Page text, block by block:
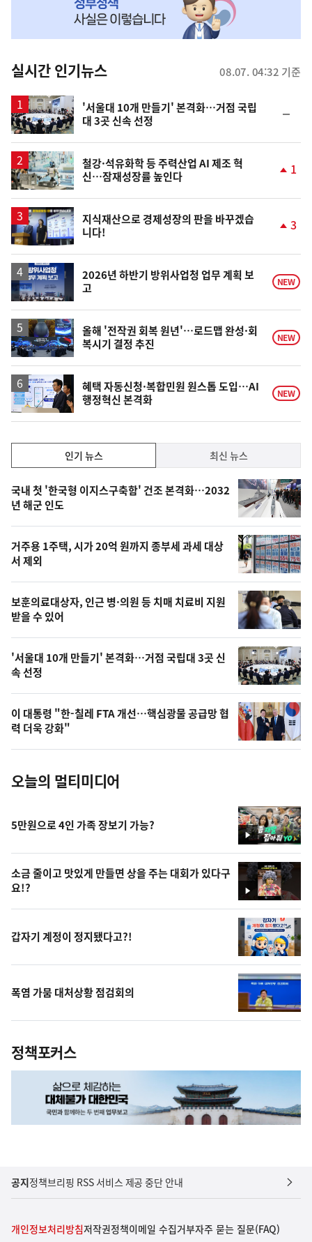
뉴
스
실시간 인기뉴스 08.07. 04:32 기준
'서울대 10개 만들기' 본격화…거점 국립
대 3곳 신속 선정
일
철강·석유화학 등 주력산업 AI 제조 혁
신…잠재성장률 높인다
상
1
지식재산으로 경제성장의 판을 바꾸겠습
니다!
상
승
3
2026년 하반기 방위사업청 업무 계획 보
고
NEW
올해 '전작권 회복 원년'…로드맵 완성·회
복시기 결정 추진
NEW
혜택 자동신청·복합민원 원스톱 도입…AI
행정혁신 본격화
NEW
기,
최
신,
오
늘
의
영
상
오
늘
의
사
진
인기 뉴스 최신 뉴스
기
뉴
스
국내 첫 '한국형 이지스구축함' 건조 본격화…2032
년 해군 인도
거주용 1주택, 시가 20억 원까지 종부세 과세 대상
서 제외
보훈의료대상자, 인근 병·의원 등 치매 치료비 지원
받을 수 있어
'서울대 10개 만들기' 본격화…거점 국립대 3곳 신
속 선정
이 대통령 "한-칠레 FTA 개선…핵심광물 공급망 협
력 더욱 강화"
오늘의 멀티미디어
영
상
5만원으로 4인 가족 장보기 가능?
영
상
소금 줄이고 맛있게 만들면 상을 주는 대회가 있다구
요!?
갑자기 계정이 정지됐다고?!
폭염 가뭄 대처상황 점검회의
정책포커스
공지정책브리핑 RSS 서비스 제공 중단 안내
개인정보처리방침저작권정책이메일 수집거부자주 묻는 질문(FAQ)